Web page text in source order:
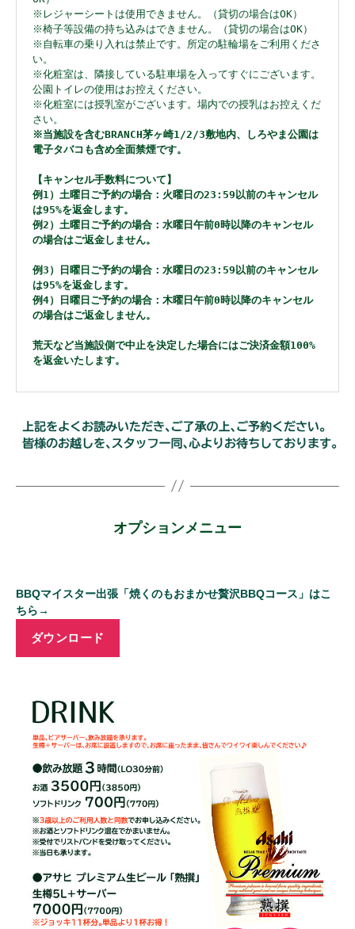
※レジャーシートは使用できません。（貸切の場合はOK）
※椅子等設備の持ち込みはできません。（貸切の場合はOK）
※自転車の乗り入れは禁止です。所定の駐輪場をご利用くださ
い。
※化粧室は、隣接している駐車場を入ってすぐにございます。
公園トイレの使用はお控えください。
※化粧室には授乳室がございます。場内での授乳はお控えくだ
さい。
※当施設を含むBRANCH茅ヶ崎1/2/3敷地内、しろやま公園は
電子タバコも含め全面禁煙です。
【キャンセル手数料について】
例1）土曜日ご予約の場合：火曜日の23:59以前のキャンセル
は95%を返金します。
例2）土曜日ご予約の場合：水曜日午前0時以降のキャンセル
の場合はご返金しません。
例3）日曜日ご予約の場合：水曜日の23:59以前のキャンセル
は95%を返金します。
例4）日曜日ご予約の場合：木曜日午前0時以降のキャンセル
の場合はご返金しません。
荒天など当施設側で中止を決定した場合にはご決済金額100%
を返金いたします。
オプションメニュー
BBQマイスター出張「焼くのもおまかせ贅沢BBQコース」はこ
ちら→
ダウンロード